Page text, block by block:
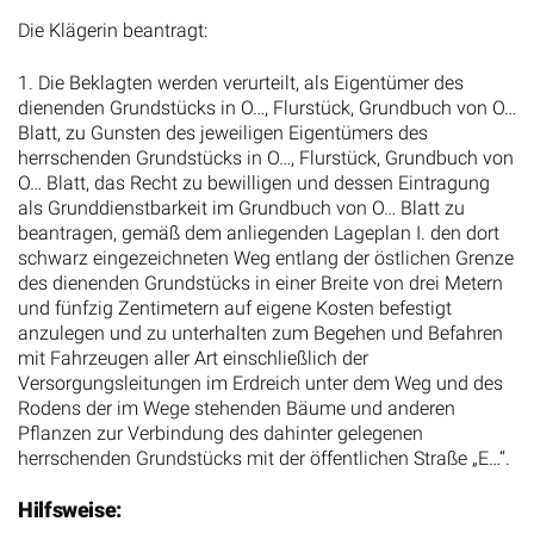
Die Klägerin beantragt:
1. Die Beklagten werden verurteilt, als Eigentümer des
dienenden Grundstücks in O…, Flurstück, Grundbuch von O…
Blatt, zu Gunsten des jeweiligen Eigentümers des
herrschenden Grundstücks in O…, Flurstück, Grundbuch von
O… Blatt, das Recht zu bewilligen und dessen Eintragung
als Grunddienstbarkeit im Grundbuch von O… Blatt zu
beantragen, gemäß dem anliegenden Lageplan I. den dort
schwarz eingezeichneten Weg entlang der östlichen Grenze
des dienenden Grundstücks in einer Breite von drei Metern
und fünfzig Zentimetern auf eigene Kosten befestigt
anzulegen und zu unterhalten zum Begehen und Befahren
mit Fahrzeugen aller Art einschließlich der
Versorgungsleitungen im Erdreich unter dem Weg und des
Rodens der im Wege stehenden Bäume und anderen
Pflanzen zur Verbindung des dahinter gelegenen
herrschenden Grundstücks mit der öffentlichen Straße „E…“.
Hilfsweise: